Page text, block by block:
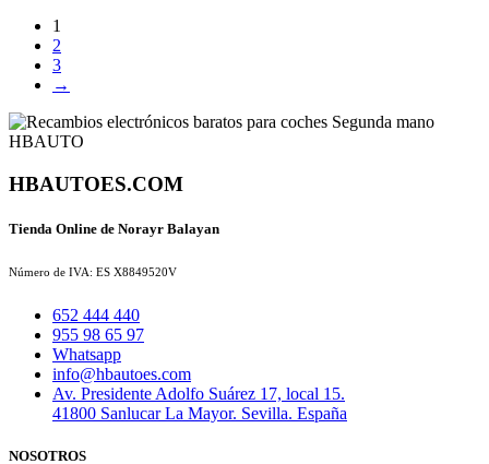
1
2
3
→
HBAUTOES.COM
Tienda Online de Norayr Balayan
Número de IVA: ES X8849520V
652 444 440
955 98 65 97
Whatsapp
info@hbautoes.com
Av. Presidente Adolfo Suárez 17, local 15.
41800 Sanlucar La Mayor. Sevilla. España
NOSOTROS